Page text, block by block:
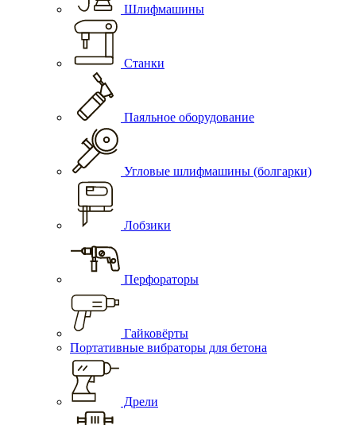
Шлифмашины
Станки
Паяльное оборудование
Угловые шлифмашины (болгарки)
Лобзики
Перфораторы
Гайковёрты
Портативные вибраторы для бетона
Дрели